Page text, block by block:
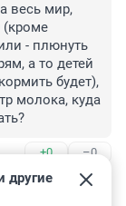
весь мир,
(кроме
- плюнуть
а то детей
будет),
молока, куда
+0 –0
другие